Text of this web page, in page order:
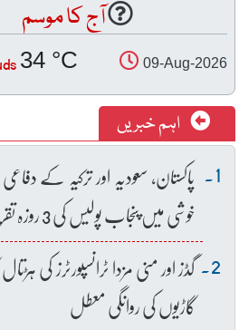
آج کا موسم
09-Aug-2026
34 °C
اہم خبریں
پاکستان، سعودیہ اور ترکیہ کے
خوشی میں پنجاب پولیس کی 3 روزہ تقریبات کا آغاز
گڈز اور منی مزدا ٹرانسپورٹرز کی
گاڑیوں کی روانگی معطل